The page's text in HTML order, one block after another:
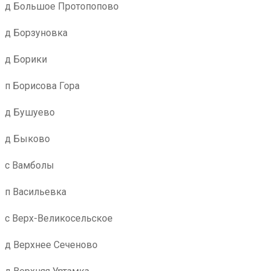
д Большое Протопопово
д Борзуновка
д Борики
п Борисова Гора
д Бушуево
д Быково
с Вамболы
п Васильевка
с Верх-Великосельское
д Верхнее Сеченово